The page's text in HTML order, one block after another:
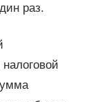
раз.